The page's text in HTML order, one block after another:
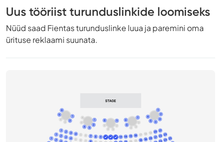
Uus tööriist turunduslinkide loomiseks
Nüüd saad Fientas turunduslinke luua ja paremini oma
ürituse reklaami suunata.